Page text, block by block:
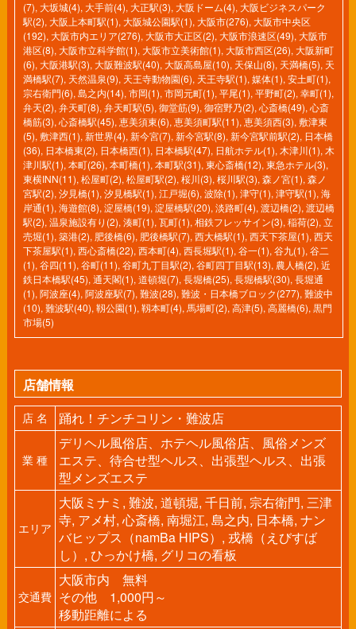
(7), 大坂城(4), 大手前(4), 大正駅(3), 大阪ドーム(4), 大阪ビジネスパーク
駅(2), 大阪上本町駅(1), 大阪城公園駅(1), 大阪市(276), 大阪市中央区
(192), 大阪市内エリア(276), 大阪市大正区(2), 大阪市浪速区(49), 大阪市
港区(8), 大阪市立科学館(1), 大阪市立美術館(1), 大阪市西区(26), 大阪新町
(6), 大阪港駅(3), 大阪難波駅(40), 大阪高島屋(10), 天保山(8), 天満橋(5), 天
満橋駅(7), 天然温泉(9), 天王寺動物園(6), 天王寺駅(1), 媒体(1), 安土町(1),
宗右衛門(6), 島之内(14), 市岡(1), 市岡元町(1), 平尾(1), 平野町(2), 幸町(1),
弁天(2), 弁天町(8), 弁天町駅(5), 御堂筋(9), 御宿野乃(2), 心斎橋(49), 心斎
橋筋(3), 心斎橋駅(45), 恵美須東(6), 恵美須町駅(11), 恵美須西(3), 敷津東
(5), 敷津西(1), 新世界(4), 新今宮(7), 新今宮駅(8), 新今宮駅前駅(2), 日本橋
(36), 日本橋東(2), 日本橋西(1), 日本橋駅(47), 日航ホテル(1), 木津川(1), 木
津川駅(1), 本町(26), 本町橋(1), 本町駅(31), 東心斎橋(12), 東急ホテル(3),
東横INN(11), 松屋町(2), 松屋町駅(2), 桜川(3), 桜川駅(3), 森ノ宮(1), 森ノ
宮駅(2), 汐見橋(1), 汐見橋駅(1), 江戸堀(6), 波除(1), 津守(1), 津守駅(1), 海
岸通(1), 海遊館(8), 淀屋橋(19), 淀屋橋駅(20), 淡路町(4), 渡辺橋(2), 渡辺橋
駅(2), 温泉施設有り(2), 湊町(1), 瓦町(1), 相鉄フレッサイン(3), 稲荷(2), 立
売堀(1), 築港(2), 肥後橋(6), 肥後橋駅(7), 西大橋駅(1), 西天下茶屋(1), 西天
下茶屋駅(1), 西心斎橋(22), 西本町(4), 西長堀駅(1), 谷一(1), 谷九(1), 谷二
(1), 谷四(11), 谷町(11), 谷町九丁目駅(2), 谷町四丁目駅(13), 農人橋(2), 近
鉄日本橋駅(45), 通天閣(1), 道頓堀(7), 長堀橋(25), 長堀橋駅(30), 長堀通
(1), 阿波座(4), 阿波座駅(7), 難波(28), 難波・日本橋ブロック(277), 難波中
(10), 難波駅(40), 靱公園(1), 靱本町(4), 馬場町(2), 高津(5), 高麗橋(6), 黒門
市場(5)
店舗情報
店 名 踊れ！チンチコリン・難波店
業 種
デリヘル風俗店、ホテヘル風俗店、風俗メンズ
エステ、待合せ型ヘルス、出張型ヘルス、出張
型メンズエステ
エリア
大阪ミナミ, 難波, 道頓堀, 千日前, 宗右衛門, 三津
寺, アメ村, 心斎橋, 南堀江, 島之内, 日本橋, ナン
バヒップス（namBa HIPS）, 戎橋（えびすば
し）, ひっかけ橋, グリコの看板
交通費
大阪市内 無料
その他 1,000円～
移動距離による